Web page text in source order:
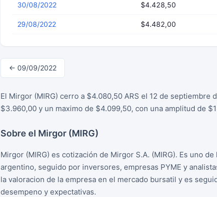
30/08/2022 $4.428,50
29/08/2022 $4.482,00
← 09/09/2022
El Mirgor (MIRG) cerro a $4.080,50 ARS el 12 de
$3.960,00 y un maximo de $4.099,50, con una amplitud de
Sobre el Mirgor (MIRG)
Mirgor (MIRG) es cotización de Mirgor S.A. (MIRG). Es uno
argentino, seguido por inversores, empresas PYME y
la valoracion de la empresa en el mercado bursatil y es
desempeno y expectativas.